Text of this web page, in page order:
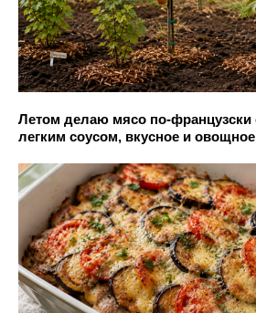
Летом делаю мясо по-французски
легким соусом, вкусное и овощное